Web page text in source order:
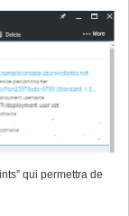
qui permettra de